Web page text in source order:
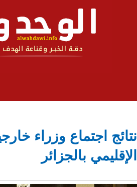
الإقليمي بالجزائر